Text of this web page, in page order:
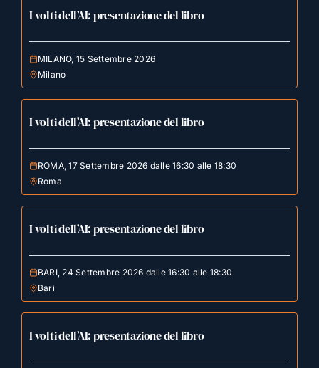
I volti dell’AI: presentazione del libro
MILANO, 15 Settembre 2026
Milano
I volti dell’AI: presentazione del libro
ROMA, 17 Settembre 2026 dalle 16:30 alle 18:30
Roma
I volti dell’AI: presentazione del libro
BARI, 24 Settembre 2026 dalle 16:30 alle 18:30
Bari
I volti dell’AI: presentazione del libro